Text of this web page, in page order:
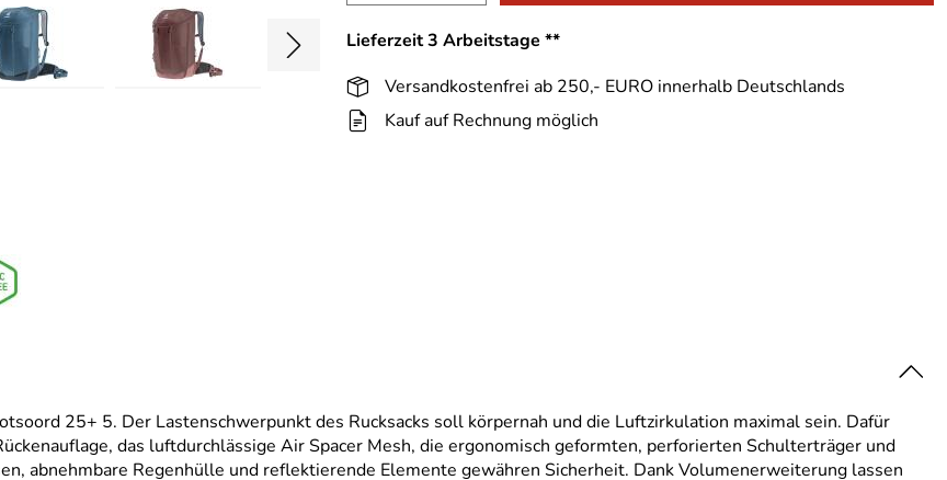
Lieferzeit 3 Arbeitstage **
Versandkostenfrei ab 250,- EURO innerhalb Deutschlands
Kauf auf Rechnung möglich
25+ 5. Der Lastenschwerpunkt des Rucksacks soll körpernah und die Luftzirkulation maximal sein. Dafür
das luftdurchlässige Air Spacer Mesh, die ergonomisch geformten, perforierten Schulterträger und
abnehmbare Regenhülle und reflektierende Elemente gewähren Sicherheit. Dank Volumenerweiterung lassen